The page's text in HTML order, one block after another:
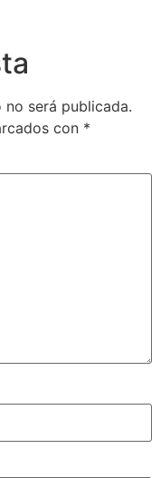
será publicada.
con *